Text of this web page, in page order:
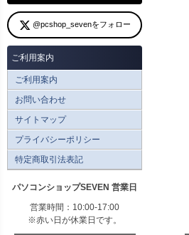
@pcshop_sevenをフォロー
ご利用案内
ご利用案内
お問い合わせ
サイトマップ
プライバシーポリシー
特定商取引法表記
パソコンショップSEVEN 営業日
営業時間：10:00-17:00
※赤い日が休業日です。